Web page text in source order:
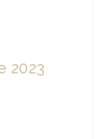
2023